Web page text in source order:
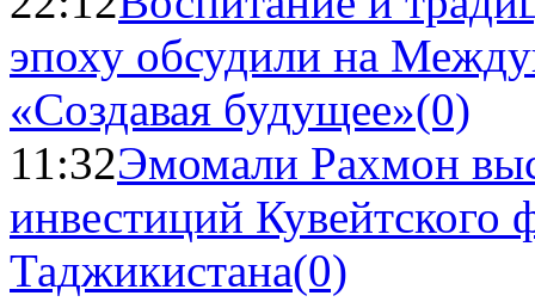
эпоху обсудили на
«Создавая будущее»(0)
11:32Эмомали Рахмон
инвестиций Кувейтского
Таджикистана(0)